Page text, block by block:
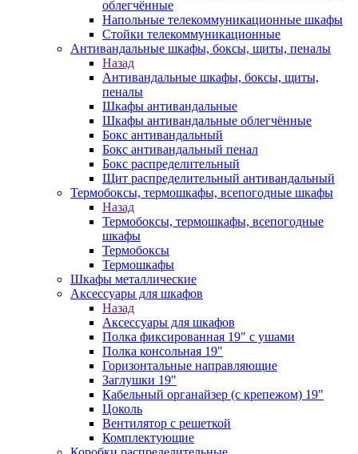
облегчённые
Напольные телекоммуникационные шкафы
Стойки телекоммуникационные
Антивандальные шкафы, боксы, щиты, пеналы
Назад
Антивандальные шкафы, боксы, щиты,
пеналы
Шкафы антивандальные
Шкафы антивандальные облегчённые
Бокс антивандальный
Бокс антивандальный пенал
Бокс распределительный
Щит распределительный антивандальный
Термобоксы, термошкафы, всепогодные шкафы
Назад
Термобоксы, термошкафы, всепогодные
шкафы
Термобоксы
Термошкафы
Шкафы металлические
Аксессуары для шкафов
Назад
Аксессуары для шкафов
Полка фиксированная 19" с ушами
Полка консольная 19"
Горизонтальные направляющие
Заглушки 19"
Кабельный органайзер (с крепежом) 19"
Цоколь
Вентилятор с решеткой
Комплектующие